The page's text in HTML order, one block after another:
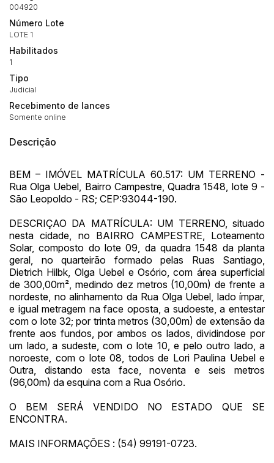
004920
Número Lote
LOTE 1
Habilitados
1
Tipo
Judicial
Recebimento de lances
Somente online
Descrição
BEM – IMÓVEL MATRÍCULA 60.517: UM TERRENO -
Rua Olga Uebel, Bairro Campestre, Quadra 1548, lote 9 -
São Leopoldo - RS; CEP:93044-190.
DESCRIÇAO DA MATRÍCULA: UM TERRENO, situado
nesta cidade, no BAIRRO CAMPESTRE, Loteamento
Solar, composto do lote 09, da quadra 1548 da planta
geral, no quarteirão formado pelas Ruas Santiago,
Dietrich Hilbk, Olga Uebel e Osório, com área superficial
de 300,00m², medindo dez metros (10,00m) de frente a
nordeste, no alinhamento da Rua Olga Uebel, lado ímpar,
e igual metragem na face oposta, a sudoeste, a entestar
com o lote 32; por trinta metros (30,00m) de extensão da
frente aos fundos, por ambos os lados, dividindose por
um lado, a sudeste, com o lote 10, e pelo outro lado, a
noroeste, com o lote 08, todos de Lori Paulina Uebel e
Outra, distando esta face, noventa e seis metros
(96,00m) da esquina com a Rua Osório.
O BEM SERÁ VENDIDO NO ESTADO QUE SE
ENCONTRA.
MAIS INFORMAÇÕES : (54) 99191-0723.
(Art. 895, CPC)
14/04/2025 18:43:11
Clique aqui para fazer login
Habilite-se para efetuar lances ou